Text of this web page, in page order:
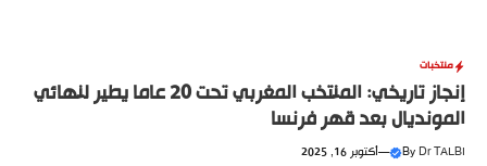
منتخبات
إنجاز تاريخي: المنتخب المغربي تحت 20 عاما يطير لنهائي
المونديال بعد قهر فرنسا
By Dr TALBI
—أكتوبر 16, 2025